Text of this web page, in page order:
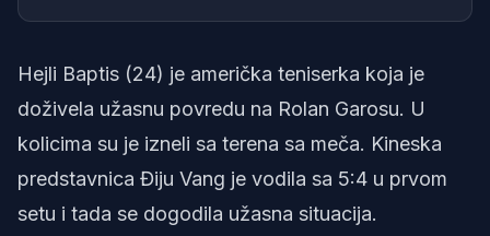
Hejli Baptis (24) je američka teniserka koja je
doživela užasnu povredu na Rolan Garosu. U
kolicima su je izneli sa terena sa meča. Kineska
predstavnica Điju Vang je vodila sa 5:4 u prvom
setu i tada se dogodila užasna situacija.